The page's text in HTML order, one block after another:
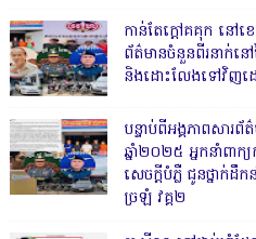
កាន់តែក្តៅគគុក នៅខ
ព័ត៌មានចំនួនពីរនាក់ន
និងដោះលែងទៅវិញ
បន្ទាប់ពីអង្គភាពសារ
ឆ្នាំ២០២៥ អ្នកនាំពាក្
សេចក្តីបំភ្លឺ ជូនថ្នាក់ដឹ
ច្រឡំ វគ្គ២